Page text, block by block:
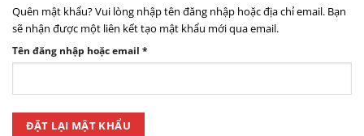
Quên mật khẩu? Vui lòng nhập tên đăng nhập hoặc địa chỉ email. Bạn
sẽ nhận được một liên kết tạo mật khẩu mới qua email.
Tên đăng nhập hoặc email *
buộc
ĐẶT LẠI MẬT KHẨU